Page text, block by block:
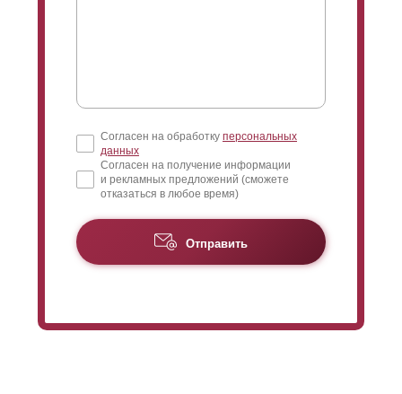
Согласен на обработку персональных
данных
Согласен на получение информации
и рекламных предложений (сможете
отказаться в любое время)
Отправить